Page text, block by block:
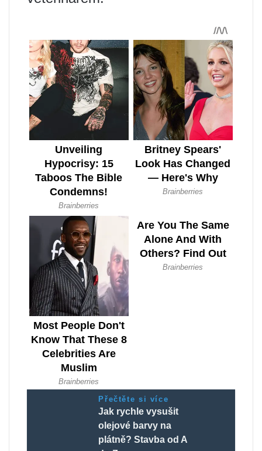
Přečtěte si více
Jak rychle vysušit
olejové barvy na
plátně? Stavba od A